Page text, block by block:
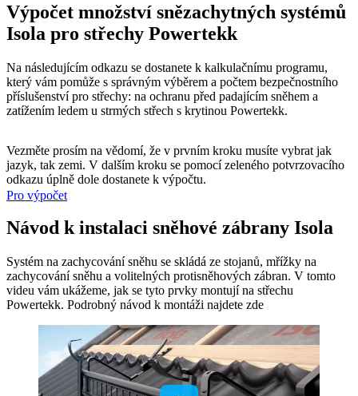
Výpočet množství snězachytných systémů
Isola pro střechy Powertekk
Na následujícím odkazu se dostanete k kalkulačnímu programu,
který vám pomůže s správným výběrem a počtem bezpečnostního
příslušenství pro střechy: na ochranu před padajícím sněhem a
zatížením ledem u strmých střech s krytinou Powertekk.
Vezměte prosím na vědomí, že v prvním kroku musíte vybrat jak
jazyk, tak zemi. V dalším kroku se pomocí zeleného potvrzovacího
odkazu úplně dole dostanete k výpočtu.
Pro výpočet
Návod k instalaci sněhové zábrany Isola
Systém na zachycování sněhu se skládá ze stojanů, mřížky na
zachycování sněhu a volitelných protisněhových zábran. V tomto
videu vám ukážeme, jak se tyto prvky montují na střechu
Powertekk. Podrobný návod k montáži najdete zde